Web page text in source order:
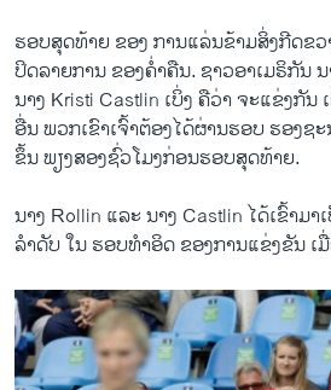
ຮອບສຸດທ້າຍ ຂອງ ການແລ່ນຂ້າມສິ່ງກີດຂວ
ປິດລາຍການ ຂອງຄ່ຳຄືນ. ຊາວອາເມຣິກັນ
ນາງ Kristi Castlin ເບິ່ງ ຄືວ່າ ຈະແຂ່ງກັ
ອື່ນ ພວກເຂົາເຈົ້າຕ້ອງໄດ້ຜ່ານຮອບ ຮອງຊ
ຂຶ້ນ ພຽງສອງຊົ່ວໂມງກ່ອນຮອບສຸດທ້າຍ.
ນາງ Rollin ແລະ ນາງ Castlin ໄດ້ເຂົ້າມ
ລຳດັບ ໃນ ຮອບທຳອິດ ຂອງການແຂ່ງຂັນ ເ